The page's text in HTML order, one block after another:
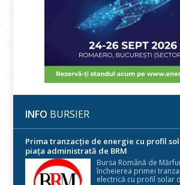
INFO BURSIER
Prima tranzacție de energie cu profil
piața administrată de BRM
Bursa Română de
încheierea primei
electrică cu profil solar